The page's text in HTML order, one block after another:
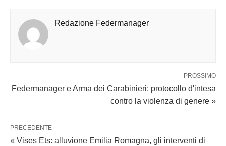
Redazione Federmanager
PROSSIMO
Federmanager e Arma dei Carabinieri: protocollo d'intesa
contro la violenza di genere »
PRECEDENTE
« Vises Ets: alluvione Emilia Romagna, gli interventi di